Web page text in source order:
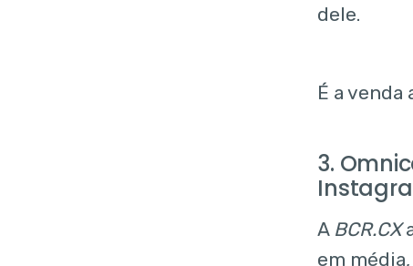
dele.
É a
3.
A BCR.CX
em média,